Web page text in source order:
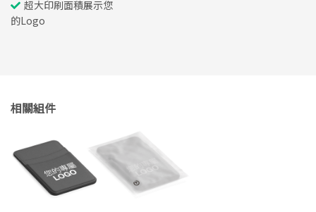
超大印刷面積展示您
的Logo
相關組件